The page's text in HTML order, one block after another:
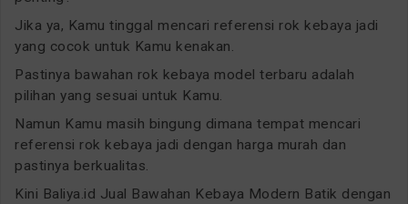
Jika ya, Kamu tinggal mencari referensi rok kebaya jadi
yang cocok untuk Kamu kenakan.
Pastinya bawahan rok kebaya model terbaru adalah
pilihan yang sesuai untuk Kamu.
Namun Kamu masih bingung dimana tempat mencari
referensi rok kebaya jadi dengan harga murah dan
pastinya berkualitas.
Kini Baliya.id Jual Bawahan Kebaya Modern Batik dengan